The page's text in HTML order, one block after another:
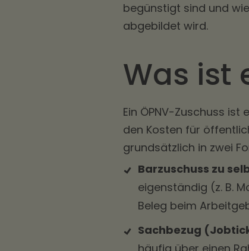
begünstigt sind und
abgebildet wird.
Was ist
Ein ÖPNV-Zuschuss
den Kosten für
grundsätzlich in zwei
Barzuschuss zu
eigenständig (z. B.
Beleg beim
Sachbezug